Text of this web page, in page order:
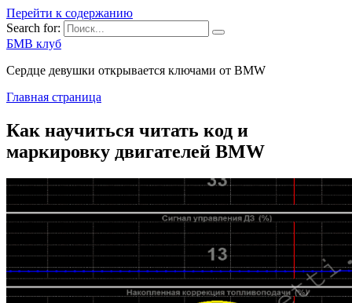
Перейти к содержанию
Search for:
БМВ клуб
Сердце девушки открывается ключами от BMW
Главная страница
Как научиться читать код и
маркировку двигателей BMW